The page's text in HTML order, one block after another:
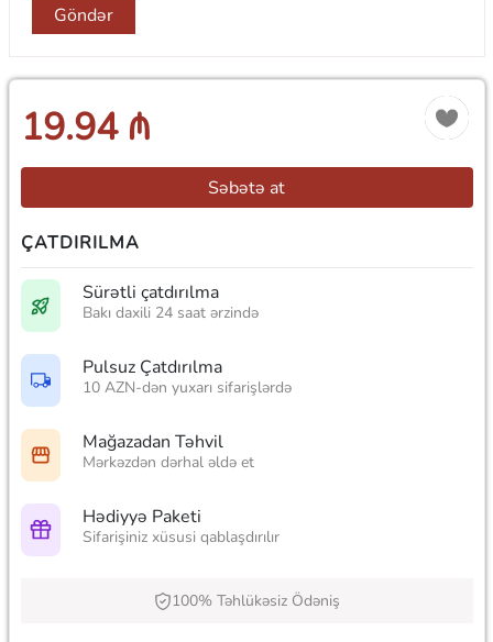
Göndər
19.94 ₼
Səbətə at
ÇATDIRILMA
Sürətli çatdırılma
Bakı daxili 24 saat ərzində
Pulsuz Çatdırılma
10 AZN-dən yuxarı sifarişlərdə
Mağazadan Təhvil
Mərkəzdən dərhal əldə et
Hədiyyə Paketi
Sifarişiniz xüsusi qablaşdırılır
100% Təhlükəsiz Ödəniş